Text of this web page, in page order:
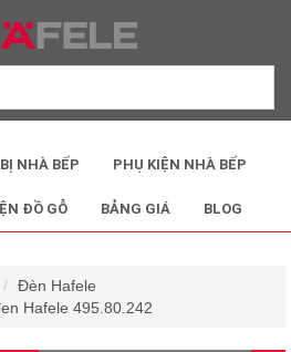
NHÀ BẾP PHỤ KIỆN NHÀ BẾP
ĐỒ GỖ BẢNG GIÁ BLOG
Đèn Hafele
Hafele 495.80.242